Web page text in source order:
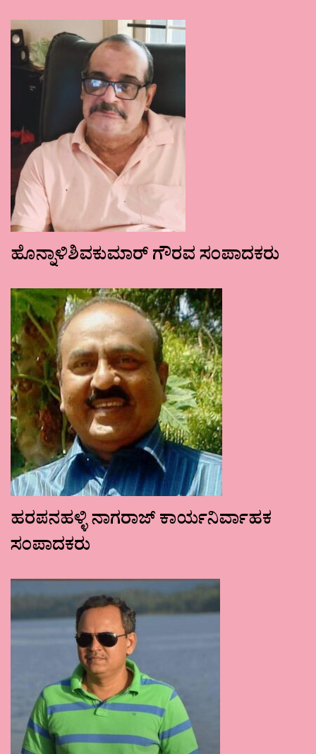
ಹೊನ್ನಾಳಿಶಿವಕುಮಾರ್ ಗೌರವ ಸಂಪಾದಕರು
ಹರಪನಹಳ್ಳಿ ನಾಗರಾಜ್ ಕಾರ್ಯನಿರ್ವಾಹಕ
ಸಂಪಾದಕರು